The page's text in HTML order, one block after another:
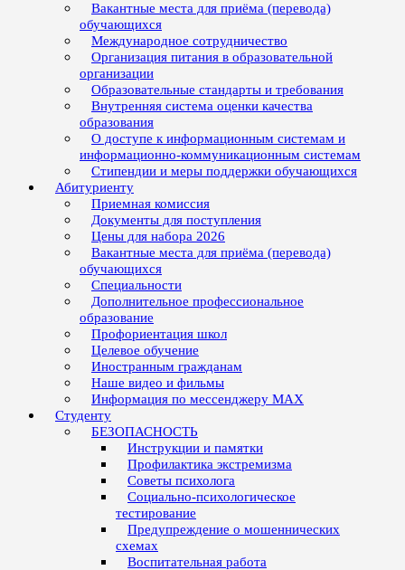
Вакантные места для приёма (перевода)
обучающихся
Международное сотрудничество
Организация питания в образовательной
организации
Образовательные стандарты и требования
Внутренняя система оценки качества
образования
О доступе к информационным системам и
информационно-коммуникационным системам
Стипендии и меры поддержки обучающихся
Абитуриенту
Приемная комиссия
Документы для поступления
Цены для набора 2026
Вакантные места для приёма (перевода)
обучающихся
Специальности
Дополнительное профессиональное
образование
Профориентация школ
Целевое обучение
Иностранным гражданам
Наше видео и фильмы
Информация по мессенджеру MAX
Студенту
БЕЗОПАСНОСТЬ
Инструкции и памятки
Профилактика экстремизма
Советы психолога
Социально-психологическое
тестирование
Предупреждение о мошеннических
схемах
Воспитательная работа